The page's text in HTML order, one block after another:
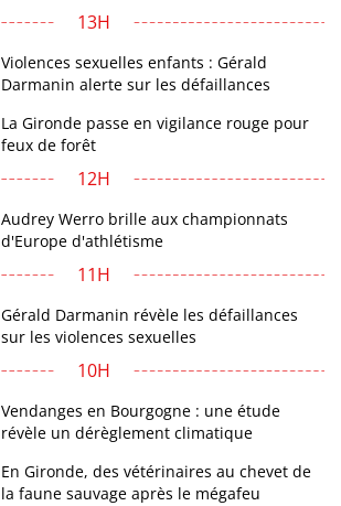
13H
Violences sexuelles enfants : Gérald
Darmanin alerte sur les défaillances
La Gironde passe en vigilance rouge pour
feux de forêt
12H
Audrey Werro brille aux championnats
d'Europe d'athlétisme
11H
Gérald Darmanin révèle les défaillances
sur les violences sexuelles
10H
Vendanges en Bourgogne : une étude
révèle un dérèglement climatique
En Gironde, des vétérinaires au chevet de
la faune sauvage après le mégafeu